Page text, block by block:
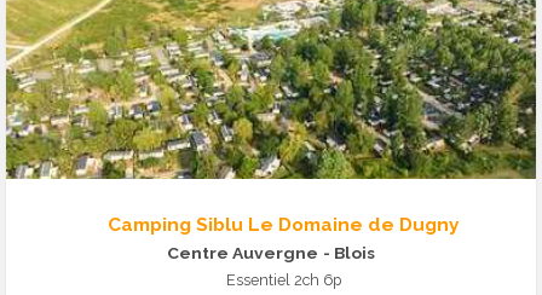
Camping Siblu Le Domaine de Dugny
Centre Auvergne - Blois
Essentiel 2ch 6p